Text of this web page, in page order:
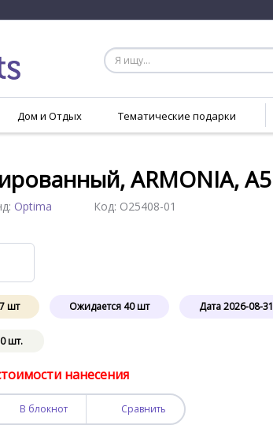
Дом и Отдых Тематические подарки
ARMONIA, А5
Optima Код: O25408-01
шт Ожидается 40шт Дата2026-08-31
шт.
нанесения
В блокнот Сравнить